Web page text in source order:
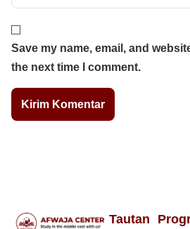
Save my name, email, and
the next time I comment.
Tautan